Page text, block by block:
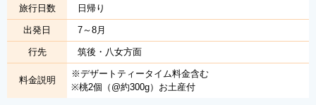
旅行日数 日帰り
出発日 7～8月
行先 筑後・八女方面
料金説明
※デザートティータイム料金含む
※桃2個（@約300g）お土産付